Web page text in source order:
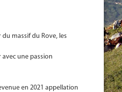
massif du Rove, les
une passion
en 2021 appellation